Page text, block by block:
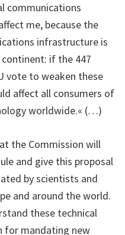
communications
me, because the
infrastructure is
if the 447
vote to weaken these
affect all consumers of
worldwide.« (…)
the Commission will
and give this proposal
by scientists and
and around the world.
these technical
for mandating new